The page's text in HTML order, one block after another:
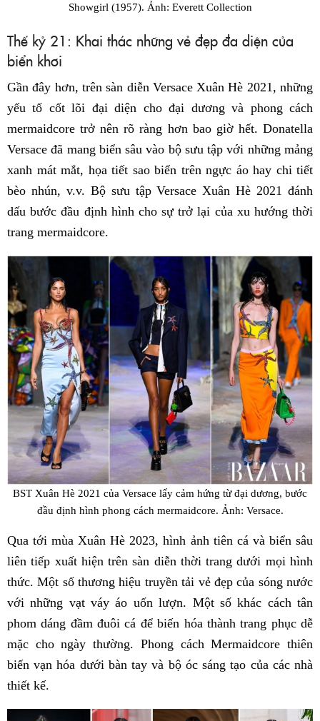
Showgirl (1957). Ảnh: Everett Collection
Thế kỷ 21: Khai thác những vẻ đẹp đa diện của
biển khơi
Gần đây hơn, trên sàn diễn Versace Xuân Hè 2021, những
yếu tố cốt lõi đại diện cho đại dương và phong cách
mermaidcore trở nên rõ ràng hơn bao giờ hết. Donatella
Versace đã mang biển sâu vào bộ sưu tập với những mảng
xanh mát mắt, họa tiết sao biển trên ngực áo hay chi tiết
bèo nhún, v.v. Bộ sưu tập Versace Xuân Hè 2021 đánh
dấu bước đầu định hình cho sự trở lại của xu hướng thời
trang mermaidcore.
BST Xuân Hè 2021 của Versace lấy cảm hứng từ đại dương, bước
đầu định hình phong cách mermaidcore. Ảnh: Versace.
Qua tới mùa Xuân Hè 2023, hình ảnh tiên cá và biển sâu
liên tiếp xuất hiện trên sàn diễn thời trang dưới mọi hình
thức. Một số thương hiệu truyền tải vẻ đẹp của sóng nước
với những vạt váy áo uốn lượn. Một số khác cách tân
phom dáng đầm đuôi cá để biến hóa thành trang phục dễ
mặc cho ngày thường. Phong cách Mermaidcore thiên
biến vạn hóa dưới bàn tay và bộ óc sáng tạo của các nhà
thiết kế.